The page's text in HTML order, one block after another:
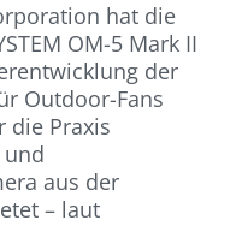
hat die
OM-5 Mark II
der
Outdoor-Fans
die Praxis
aus der
– laut